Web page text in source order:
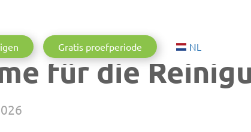
Gratis proefperiode NL
für die